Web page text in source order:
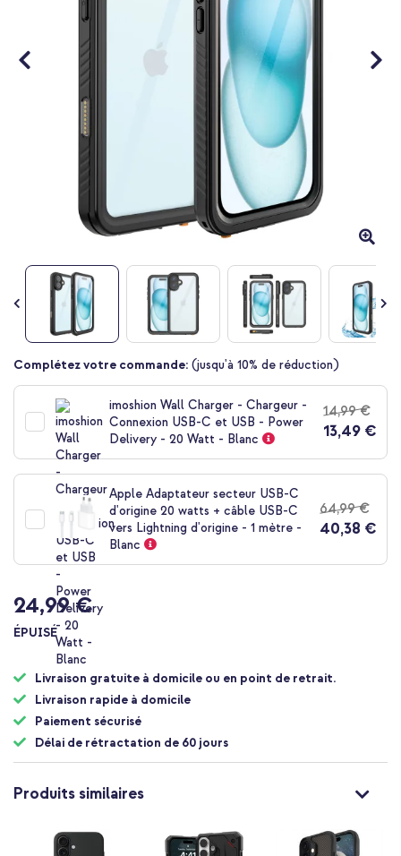
Passer
de
Complétez votre commande: (jusqu'à 10% de réduction)
imoshion Wall Charger - Chargeur -
Connexion USB-C et USB - Power
Delivery - 20 Watt - Blanc
14,99 €
13,49 €
Apple Adaptateur secteur USB-C
d'origine 20 watts + câble USB-C
vers Lightning d'origine - 1 mètre -
Blanc
64,99 €
40,38 €
24,99 €
ÉPUISÉ
Livraison gratuite à domicile ou en point de retrait.
Livraison rapide à domicile
Paiement sécurisé
Délai de rétractation de 60 jours
Produits similaires